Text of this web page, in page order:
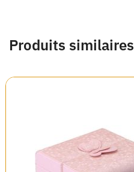
Produits similaires